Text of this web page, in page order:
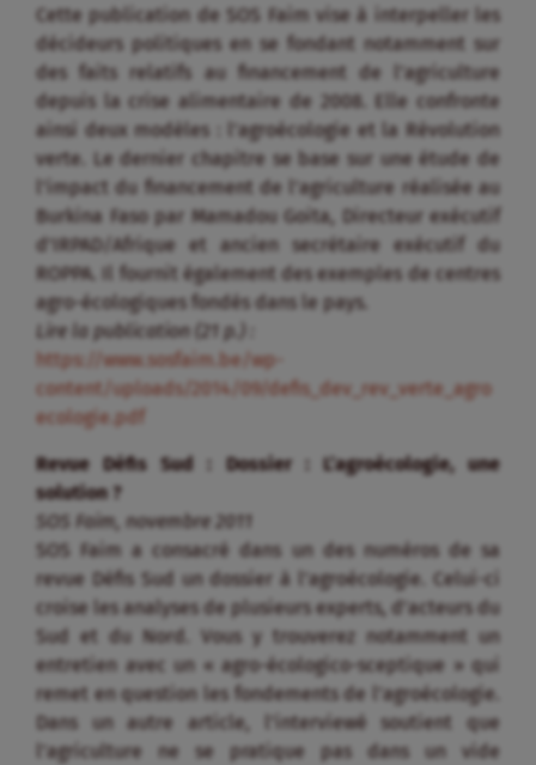
Cette publication de SOS Faim vise à interpeller les
décideurs politiques en se fondant notamment sur
des faits relatifs au financement de l’agriculture
depuis la crise alimentaire de 2008. Elle confronte
ainsi deux modèles : l’agroécologie et la Révolution
verte. Le dernier chapitre se base sur une étude de
l’impact du financement de l’agriculture réalisée au
Burkina Faso par Mamadou Goita, Directeur exécutif
d’IRPAD/Afrique et ancien secrétaire exécutif du
ROPPA. Il fournit également des exemples de centres
agro-écologiques fondés dans le pays.
Lire la publication (21 p.) :
https://www.sosfaim.be/wp-
content/uploads/2014/09/defis_dev_rev_verte_agro
ecologie.pdf
Revue Défis Sud : Dossier : L’agroécologie, une
solution ?
SOS Faim, novembre 2011
SOS Faim a consacré dans un des numéros de sa
revue Défis Sud un dossier à l’agroécologie. Celui-ci
croise les analyses de plusieurs experts, d’acteurs du
Sud et du Nord. Vous y trouverez notamment un
entretien avec un « agro-écologico-sceptique » qui
remet en question les fondements de l’agroécologie.
Dans un autre article, l’interviewé soutient que
l’agriculture ne se pratique pas dans un vide